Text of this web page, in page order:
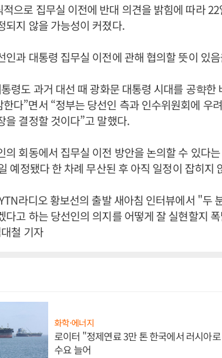
으로 집무실 이전에 반대 의견을 밝힘에 따라
되지 않을 가능성이 커졌다.
인과 대통령 집무실 이전에 관해 협의할 뜻이 있
령도 과거 대선 때 광화문 대통령 시대를 공햑한
다”면서 “정부는 당선인 측과 인수위원회에 우
을 결정할 것이다”고 말했다.
의 회동에서 집무실 이전 방안을 논의할 수 있다
예정됐다 한 차례 무산된 후 아직 일정이 잡히지
라디오 황보선의 출발 새아침 인터뷰에서 "두
다고 하는 당선인의 의지를 어떻게 잘 실현할지
철 기자
화학·에너지
로이터 "정제연료 3만 톤 한국에서 러시아
수요 늘어